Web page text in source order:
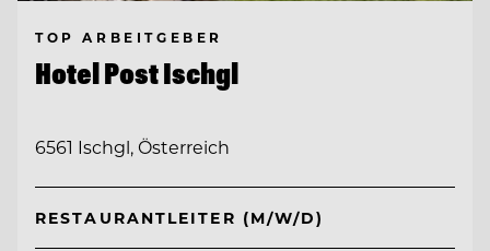
TOP ARBEITGEBER
Hotel Post Ischgl
6561 Ischgl, Österreich
RESTAURANTLEITER (M/W/D)